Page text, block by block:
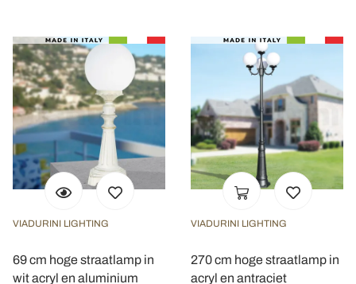
VIADURINI LIGHTING
69 cm hoge straatlamp in
wit acryl en aluminium
VIADURINI LIGHTING
270 cm hoge straatlamp in
acryl en antraciet